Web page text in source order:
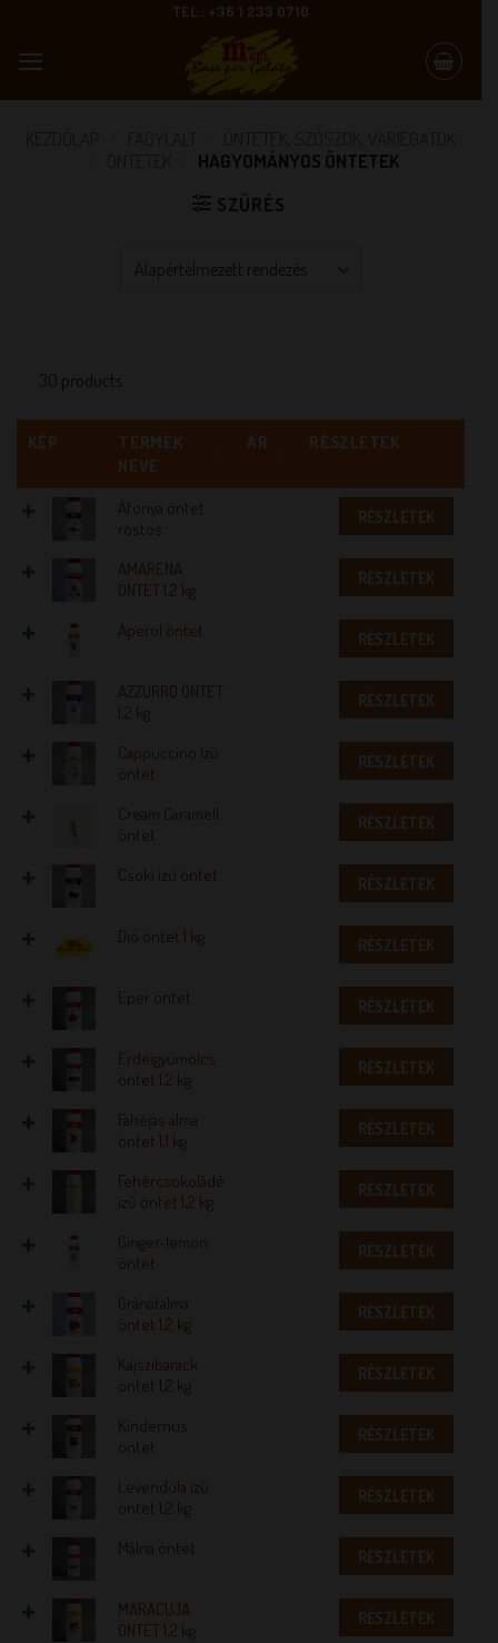
content
TEL.: +36 1 233 0710
HAGYOMÁNYOS ÖNTETEK
SZŰRÉS
30 products
KÉP
TERMÉK
NEVE
ÁR RÉSZLETEK
Áfonya öntet
rostos
RÉSZLETEK
AMARENA
ÖNTET 1,2 kg
RÉSZLETEK
Aperol öntet RÉSZLETEK
AZZURRO ÖNTET
1,2 kg
RÉSZLETEK
Cappuccino ízű
öntet
RÉSZLETEK
Cream Caramell
öntet
RÉSZLETEK
Csoki ízű öntet RÉSZLETEK
Dió öntet 1 kg RÉSZLETEK
Eper öntet RÉSZLETEK
Erdeigyümölcs
öntet 1,2 kg
RÉSZLETEK
Fahéjas alma
öntet 1,1 kg
RÉSZLETEK
Fehércsokoládé
ízű öntet 1,2 kg
RÉSZLETEK
Ginger-lemon
öntet
RÉSZLETEK
Gránátalma
öntet 1,2 kg
RÉSZLETEK
Kajszibarack
öntet 1,2 kg
RÉSZLETEK
Kindernus
öntet
RÉSZLETEK
Levendula ízű
öntet 1,2 kg
RÉSZLETEK
Málna öntet RÉSZLETEK
MARACUJA
ÖNTET 1,2 kg
RÉSZLETEK